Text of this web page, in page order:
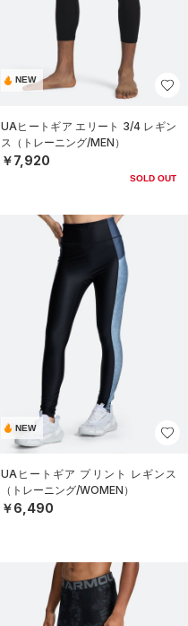
NEW
UAヒートギア エリート 3/4 レギン
ス（トレーニング/MEN）
￥7,920
SOLD OUT
NEW
UAヒートギア プリント レギンス
（トレーニング/WOMEN）
￥6,490